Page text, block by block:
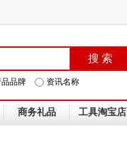
品品牌 资讯名称
商务礼品 工具淘宝店